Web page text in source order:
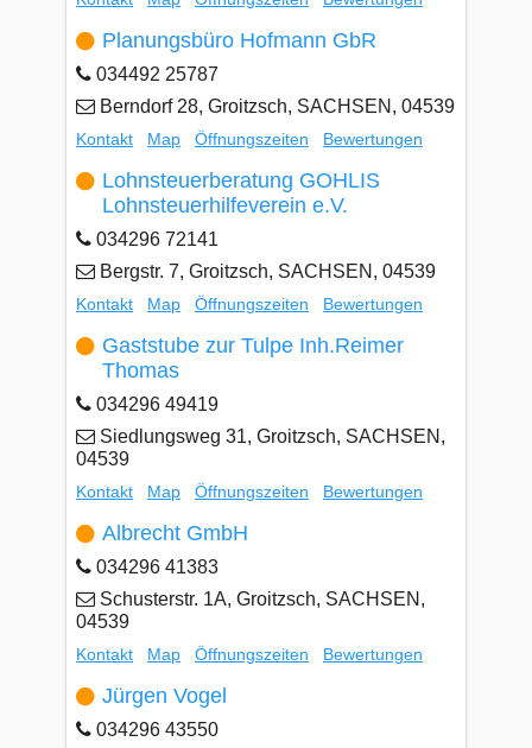
Planungsbüro Hofmann GbR
034492 25787
Berndorf 28, Groitzsch, SACHSEN, 04539
Kontakt Map Öffnungszeiten Bewertungen
Lohnsteuerberatung GOHLIS
Lohnsteuerhilfeverein e.V.
034296 72141
Bergstr. 7, Groitzsch, SACHSEN, 04539
Kontakt Map Öffnungszeiten Bewertungen
Gaststube zur Tulpe Inh.Reimer
Thomas
034296 49419
Siedlungsweg 31, Groitzsch, SACHSEN,
04539
Kontakt Map Öffnungszeiten Bewertungen
Albrecht GmbH
034296 41383
Schusterstr. 1A, Groitzsch, SACHSEN,
04539
Kontakt Map Öffnungszeiten Bewertungen
Jürgen Vogel
034296 43550